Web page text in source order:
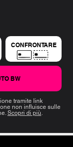
CONFRONTARE
BW
tramite link
non influisce sulle
Scopri di più.